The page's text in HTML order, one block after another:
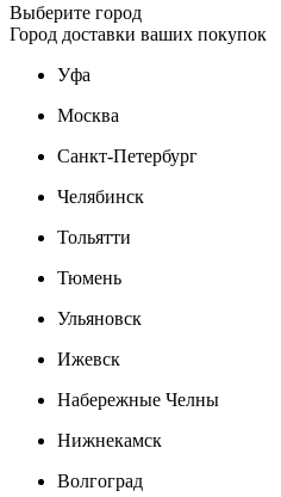
Выберите город
Город доставки ваших покупок
Уфа
Москва
Санкт-Петербург
Челябинск
Тольятти
Тюмень
Ульяновск
Ижевск
Набережные Челны
Нижнекамск
Волгоград